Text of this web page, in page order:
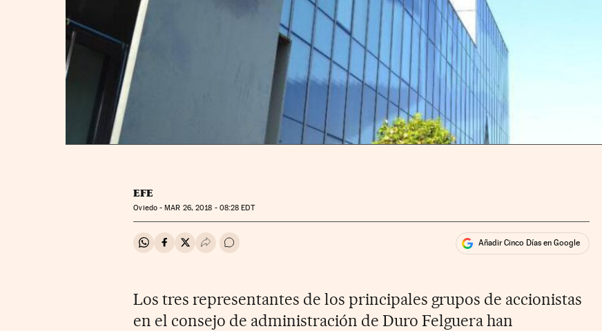
EFE
Oviedo -MAR 26, 2018 - 08:28 EDT
Compartir en Whatsapp
Compartir en Facebook
Compartir en Twitter
Desplegar Redes Sociales
Ir a los comentarios Añadir Cinco Días en Google
Los tres representantes de los principales grupos de accionistas
en el consejo de administración de Duro Felguera han